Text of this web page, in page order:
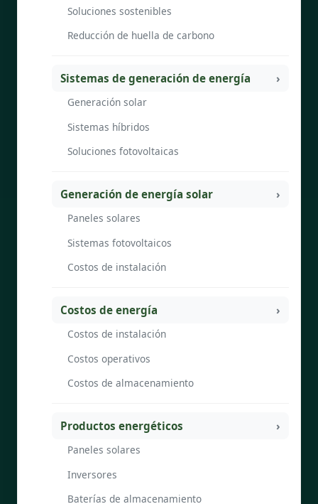
Soluciones sostenibles
Reducción de huella de carbono
Sistemas de generación de energía
Generación solar
Sistemas híbridos
Soluciones fotovoltaicas
Generación de energía solar
Paneles solares
Sistemas fotovoltaicos
Costos de instalación
Costos de energía
Costos de instalación
Costos operativos
Costos de almacenamiento
Productos energéticos
Paneles solares
Inversores
Baterías de almacenamiento